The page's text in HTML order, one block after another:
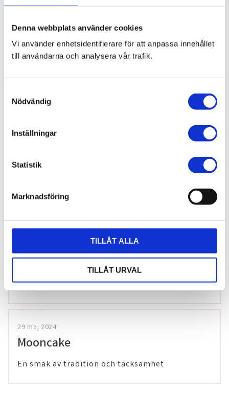
Denna webbplats använder cookies
Vi använder enhetsidentifierare för att anpassa innehållet
till användarna och analysera vår trafik.
Nödvändig
Inställningar
Statistik
Marknadsföring
TILLÅT ALLA
TILLÅT URVAL
Bli den första att lämna ett omdöme.
Blogg
7 juni 2026
Bläckfisk – en favorit i det asiatiska
köket
8 februari 2026
gluten!
Förkylningssäsongen är inte över –
värm dig med våra teer på Thailaan
29 maj 2024
Mooncake
En smak av tradition och tacksamhet